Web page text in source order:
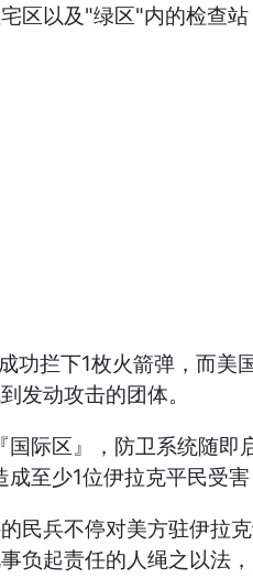
以及"绿区"内的检查
功拦下1枚火箭弹，而
发动攻击的团体。
际区』，防卫系统随
至少1位伊拉克平民受害
民兵不停对美方驻伊拉
起责任的人绳之以法